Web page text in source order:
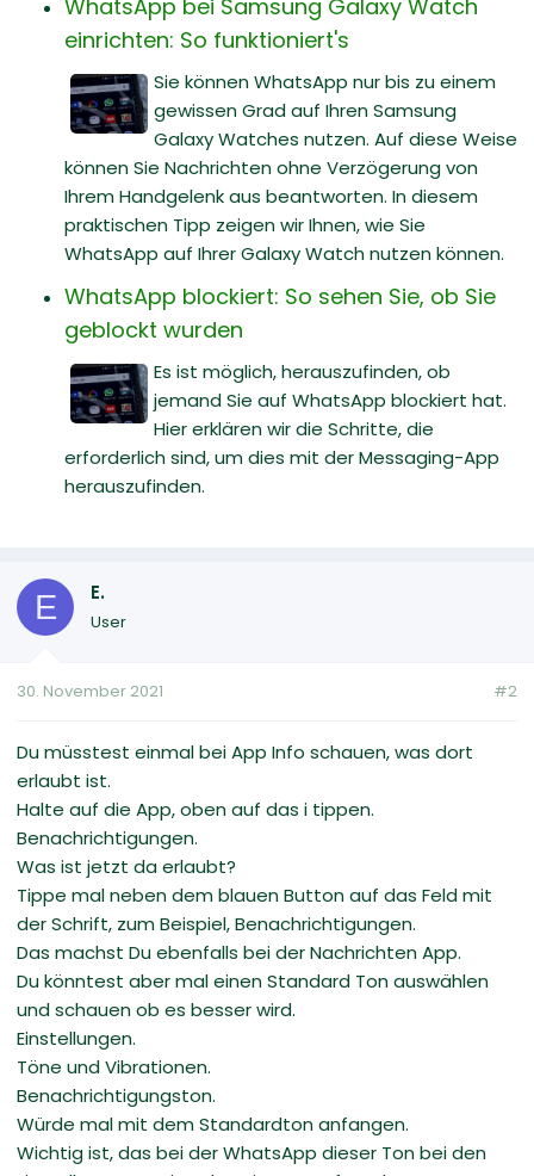
WhatsApp bei Samsung Galaxy Watch
einrichten: So funktioniert's
Sie können WhatsApp nur bis zu einem
gewissen Grad auf Ihren Samsung
Galaxy Watches nutzen. Auf diese Weise
können Sie Nachrichten ohne Verzögerung von
Ihrem Handgelenk aus beantworten. In diesem
praktischen Tipp zeigen wir Ihnen, wie Sie
WhatsApp auf Ihrer Galaxy Watch nutzen können.
WhatsApp blockiert: So sehen Sie, ob Sie
geblockt wurden
Es ist möglich, herauszufinden, ob
jemand Sie auf WhatsApp blockiert hat.
Hier erklären wir die Schritte, die
erforderlich sind, um dies mit der Messaging-App
herauszufinden.
E E.
User
30. November 2021 #2
Du müsstest einmal bei App Info schauen, was dort
erlaubt ist.
Halte auf die App, oben auf das i tippen.
Benachrichtigungen.
Was ist jetzt da erlaubt?
Tippe mal neben dem blauen Button auf das Feld mit
der Schrift, zum Beispiel, Benachrichtigungen.
Das machst Du ebenfalls bei der Nachrichten App.
Du könntest aber mal einen Standard Ton auswählen
und schauen ob es besser wird.
Einstellungen.
Töne und Vibrationen.
Benachrichtigungston.
Würde mal mit dem Standardton anfangen.
Wichtig ist, das bei der WhatsApp dieser Ton bei den